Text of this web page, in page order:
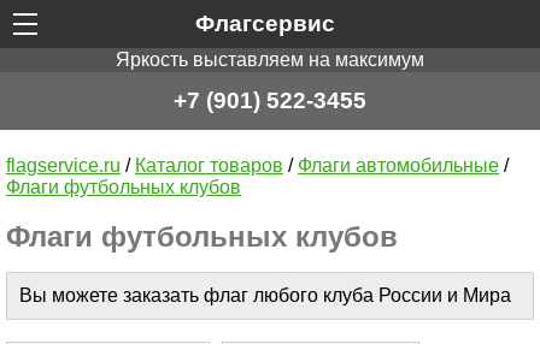
Флагсервис
Яркость выставляем на максимум
+7 (901) 522-3455
flagservice.ru / Каталог товаров / Флаги автомобильные /
Флаги футбольных клубов
Флаги футбольных клубов
Вы можете заказать флаг любого клуба России и Мира